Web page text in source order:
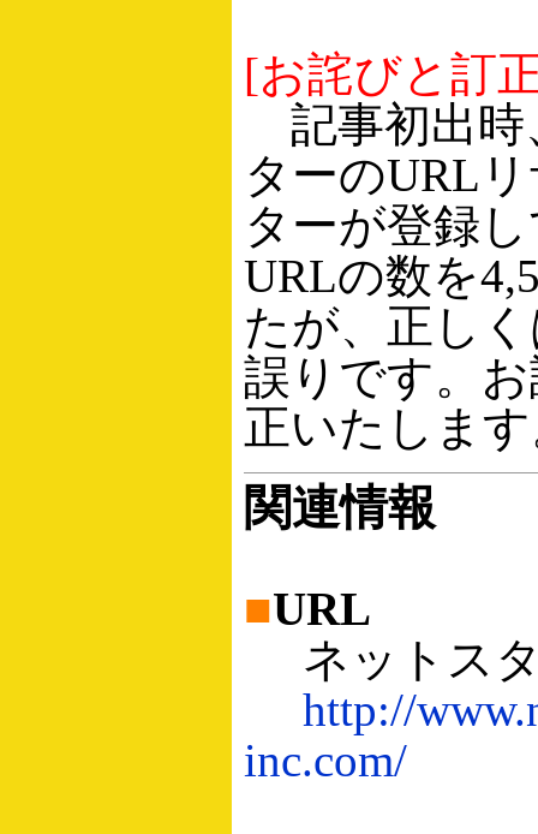
[お詫びと訂
記事初出時
ターのURL
ターが登録
URLの数を
たが、正し
誤りです。
正いたしま
関連情報
■URL
ネットス
http://
inc.com/